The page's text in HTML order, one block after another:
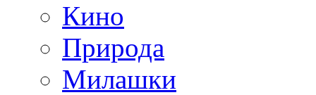
Кино
Природа
Милашки